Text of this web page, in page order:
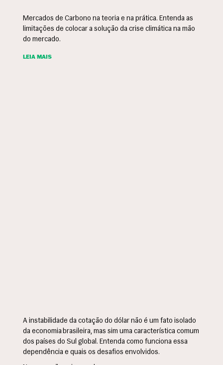
Mercados de Carbono na teoria e na prática. Entenda as
limitações de colocar a solução da crise climática na mão
do mercado.
LEIA MAIS
A instabilidade da cotação do dólar não é um fato isolado
da economia brasileira, mas sim uma característica comum
dos países do Sul global. Entenda como funciona essa
dependência e quais os desafios envolvidos.